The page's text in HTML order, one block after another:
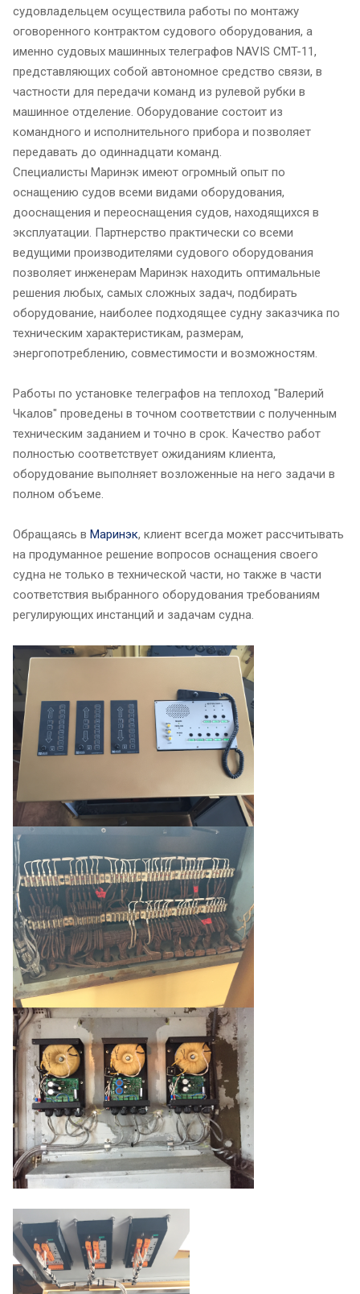
судовладельцем осуществила работы по монтажу
оговоренного контрактом судового оборудования, а
именно судовых машинных телеграфов NAVIS CMT-11,
представляющих собой автономное средство связи, в
частности для передачи команд из рулевой рубки в
машинное отделение. Оборудование состоит из
командного и исполнительного прибора и позволяет
передавать до одиннадцати команд.
Специалисты Маринэк имеют огромный опыт по
оснащению судов всеми видами оборудования,
дооснащения и переоснащения судов, находящихся в
эксплуатации. Партнерство практически со всеми
ведущими производителями судового оборудования
позволяет инженерам Маринэк находить оптимальные
решения любых, самых сложных задач, подбирать
оборудование, наиболее подходящее судну заказчика по
техническим характеристикам, размерам,
энергопотреблению, совместимости и возможностям.
Работы по установке телеграфов на теплоход "Валерий
Чкалов" проведены в точном соответствии с полученным
техническим заданием и точно в срок. Качество работ
полностью соответствует ожиданиям клиента,
оборудование выполняет возложенные на него задачи в
полном объеме.
Обращаясь в Маринэк, клиент всегда может рассчитывать
на продуманное решение вопросов оснащения своего
судна не только в технической части, но также в части
соответствия выбранного оборудования требованиям
регулирующих инстанций и задачам судна.